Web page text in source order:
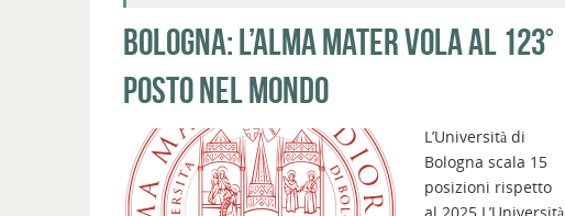
BOLOGNA: L’ALMA MATER VOLA AL 123°
POSTO NEL MONDO
L’Università di
Bologna scala 15
posizioni rispetto